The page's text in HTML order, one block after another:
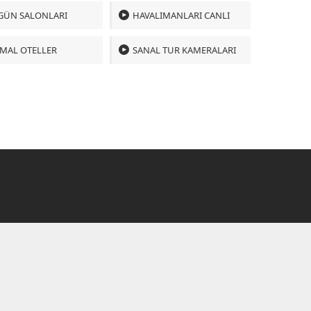
SALONLARI HAVALIMANLARI CANLI
OTELLER SANAL TUR KAMERALARI